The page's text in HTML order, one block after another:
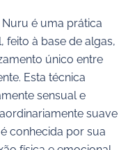
é uma prática
feito à base de algas,
único entre
Esta técnica
sensual e
suave
conhecida por sua